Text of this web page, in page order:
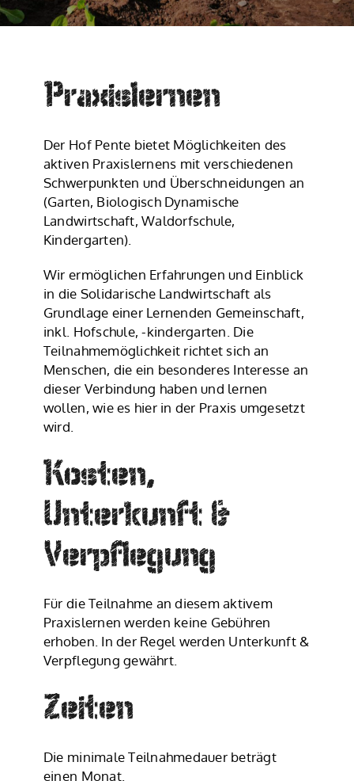
Praxislernen
Der Hof Pente bietet Möglichkeiten des
aktiven Praxislernens mit verschiedenen
Schwerpunkten und Überschneidungen an
(Garten, Biologisch Dynamische
Landwirtschaft, Waldorfschule,
Kindergarten).
Wir ermöglichen Erfahrungen und Einblick
in die Solidarische Landwirtschaft als
Grundlage einer Lernenden Gemeinschaft,
inkl. Hofschule, -kindergarten. Die
Teilnahmemöglichkeit richtet sich an
Menschen, die ein besonderes Interesse an
dieser Verbindung haben und lernen
wollen, wie es hier in der Praxis umgesetzt
wird.
Kosten,
Unterkunft &
Verpflegung
Für die Teilnahme an diesem aktivem
Praxislernen werden keine Gebühren
erhoben. In der Regel werden Unterkunft &
Verpflegung gewährt.
Zeiten
Die minimale Teilnahmedauer beträgt
einen Monat.